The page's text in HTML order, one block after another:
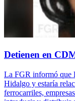
Detienen en
La FGR informó que
Hidalgo y estaría
ferrocarriles,